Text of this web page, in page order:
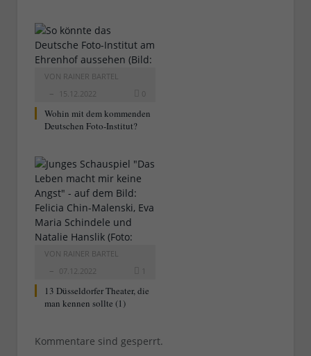
VON RAINER BARTEL
15.12.2022
0
Wohin mit dem kommenden
Deutschen Foto-Institut?
VON RAINER BARTEL
07.12.2022
1
13 Düsseldorfer Theater, die
man kennen sollte (1)
Kommentare sind gesperrt.